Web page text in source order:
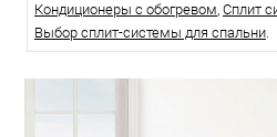
Кондиционеры с обогревом, Сплит
Выбор сплит-системы для спальни.